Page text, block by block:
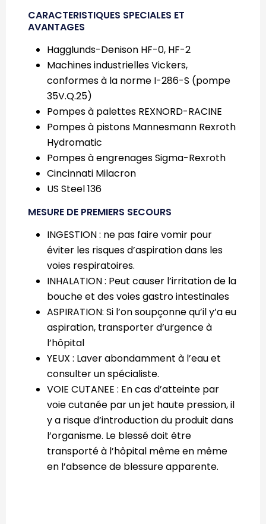
CARACTERISTIQUES SPECIALES ET
AVANTAGES
Hagglunds-Denison HF-0, HF-2
Machines industrielles Vickers,
conformes à la norme I-286-S (pompe
35V.Q.25)
Pompes à palettes REXNORD-RACINE
Pompes à pistons Mannesmann Rexroth
Hydromatic
Pompes à engrenages Sigma-Rexroth
Cincinnati Milacron
US Steel 136
MESURE DE PREMIERS SECOURS
INGESTION : ne pas faire vomir pour
éviter les risques d’aspiration dans les
voies respiratoires.
INHALATION : Peut causer l’irritation de la
bouche et des voies gastro intestinales
ASPIRATION: Si l’on soupçonne qu’il y’a eu
aspiration, transporter d’urgence à
l’hôpital
YEUX : Laver abondamment à l’eau et
consulter un spécialiste.
VOIE CUTANEE : En cas d’atteinte par
voie cutanée par un jet haute pression, il
y a risque d’introduction du produit dans
l’organisme. Le blessé doit être
transporté à l’hôpital même en même
en l’absence de blessure apparente.